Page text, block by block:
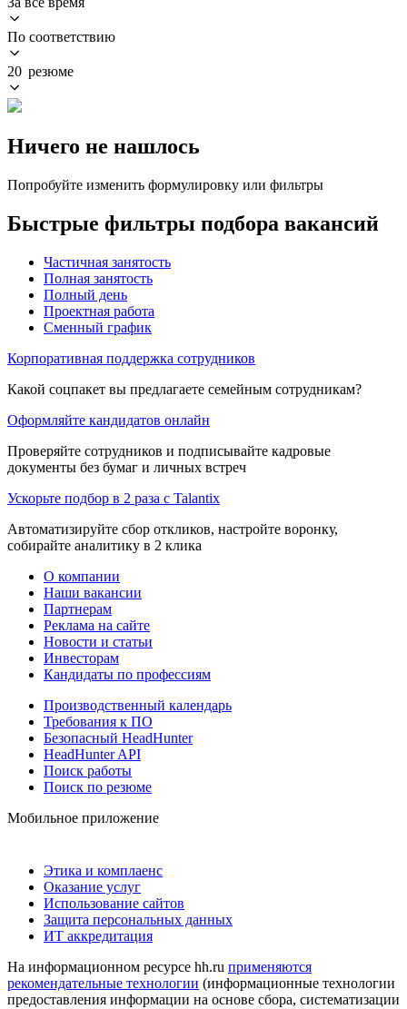
По соответствию
20 резюме
Ничего не нашлось
Попробуйте изменить формулировку или фильтры
Быстрые фильтры подбора вакансий
Частичная занятость
Полная занятость
Полный день
Проектная работа
Сменный график
Корпоративная поддержка сотрудников
Какой соцпакет вы предлагаете семейным сотрудникам?
Оформляйте кандидатов онлайн
Проверяйте сотрудников и подписывайте кадровые
документы без бумаг и личных встреч
Ускорьте подбор в 2 раза с Talantix
Автоматизируйте сбор откликов, настройте воронку,
собирайте аналитику в 2 клика
О компании
Наши вакансии
Партнерам
Реклама на сайте
Новости и статьи
Инвесторам
Кандидаты по профессиям
Производственный календарь
Требования к ПО
Безопасный HeadHunter
HeadHunter API
Поиск работы
Поиск по резюме
Мобильное приложение
Этика и комплаенс
Оказание услуг
Использование сайтов
Защита персональных данных
ИТ аккредитация
На информационном ресурсе hh.ru применяются
рекомендательные технологии (информационные технологии
предоставления информации на основе сбора, систематизации